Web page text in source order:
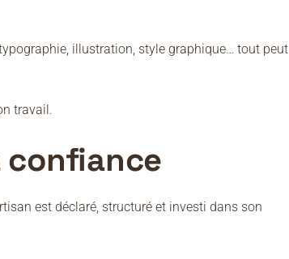
illustration, style graphique… tout peut
travail.
est déclaré, structuré et investi dans son